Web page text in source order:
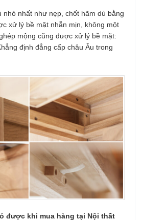
nhỏ nhất như nẹp, chốt hãm dù bằng
xử lý bề mặt nhẵn mịn, không một
mộng cũng được xử lý bề mặt:
định đẳng cấp châu Âu trong
được khi mua hàng tại Nội thất